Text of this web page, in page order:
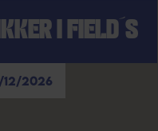
I FIELD´S
12/2026